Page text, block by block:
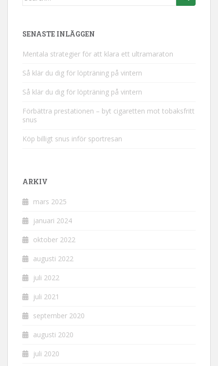
SENASTE INLÄGGEN
Mentala strategier för att klara ett ultramaraton
Så klär du dig för löpträning på vintern
Så klär du dig för löpträning på vintern
Förbättra prestationen – byt cigaretten mot tobaksfritt
snus
Köp billigt snus inför sportresan
ARKIV
mars 2025
januari 2024
oktober 2022
augusti 2022
juli 2022
juli 2021
september 2020
augusti 2020
juli 2020